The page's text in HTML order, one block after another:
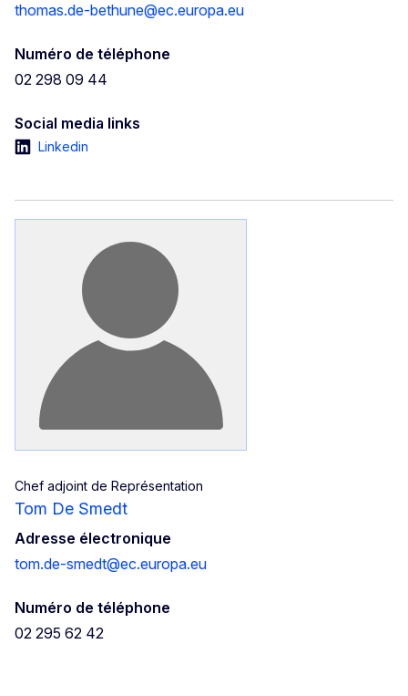
thomas.de-bethune@ec.europa.eu
Numéro de téléphone
02 298 09 44
Social media links
Linkedin
Chef adjoint de Représentation
Tom De Smedt
Adresse électronique
tom.de-smedt@ec.europa.eu
Numéro de téléphone
02 295 62 42